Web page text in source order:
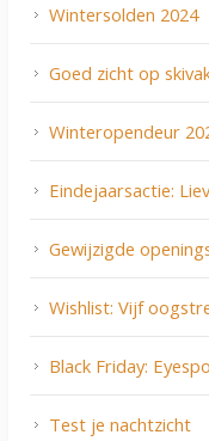
Wintersolden 2024
Goed zicht op
Winteropendeur
Eindejaarsactie:
Gewijzigde
Wishlist: Vijf
Black Friday:
Test je nachtzicht